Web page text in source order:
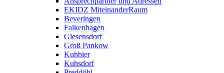
EKIDZ MiteinanderRaum
Beveringen
Falkenhagen
Giesensdorf
Groß Pankow
Kuhbier
Kuhsdorf